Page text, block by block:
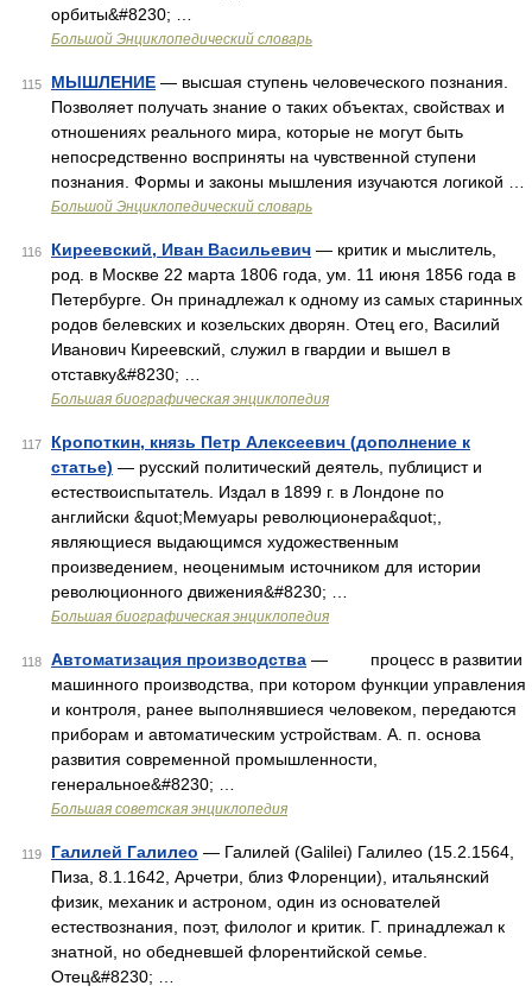
орбиты&#8230; …
Большой Энциклопедический словарь
115 МЫШЛЕНИЕ — высшая ступень человеческого познания.
Позволяет получать знание о таких объектах, свойствах и
отношениях реального мира, которые не могут быть
непосредственно восприняты на чувственной ступени
познания. Формы и законы мышления изучаются логикой …
Большой Энциклопедический словарь
116 Киреевский, Иван Васильевич — критик и мыслитель,
род. в Москве 22 марта 1806 года, ум. 11 июня 1856 года в
Петербурге. Он принадлежал к одному из самых старинных
родов белевских и козельских дворян. Отец его, Василий
Иванович Киреевский, служил в гвардии и вышел в
отставку&#8230; …
Большая биографическая энциклопедия
117
Кропоткин, князь Петр Алексеевич (дополнение к
статье) — русский политический деятель, публицист и
естествоиспытатель. Издал в 1899 г. в Лондоне по
английски &quot;Мемуары революционера&quot;,
являющиеся выдающимся художественным
произведением, неоценимым источником для истории
революционного движения&#8230; …
Большая биографическая энциклопедия
118 Автоматизация производства — процесс в развитии
машинного производства, при котором функции управления
и контроля, ранее выполнявшиеся человеком, передаются
приборам и автоматическим устройствам. А. п. основа
развития современной промышленности,
генеральное&#8230; …
Большая советская энциклопедия
119 Галилей Галилео — Галилей (Galilei) Галилео (15.2.1564,
Пиза, 8.1.1642, Арчетри, близ Флоренции), итальянский
физик, механик и астроном, один из основателей
естествознания, поэт, филолог и критик. Г. принадлежал к
знатной, но обедневшей флорентийской семье.
Отец&#8230; …